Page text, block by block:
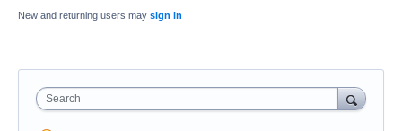
New and returning users may sign in
Search